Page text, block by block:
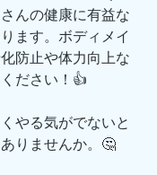
んの健康に有益な
ます。ボディメイ
防止や体力向上な
ださい！👍
やる気がでないと
りませんか。🤔